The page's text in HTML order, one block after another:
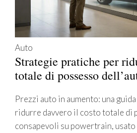
Auto
Strategie pratiche per
totale di possesso
Prezzi auto in aumento: una
ridurre davvero il costo totale di
consapevoli su powertrain,